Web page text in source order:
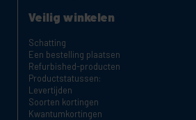
Veilig winkelen
Schatting
Een bestelling plaatsen
Refurbished-producten
Productstatussen:
Levertijden
Soorten kortingen
Kwantumkortingen